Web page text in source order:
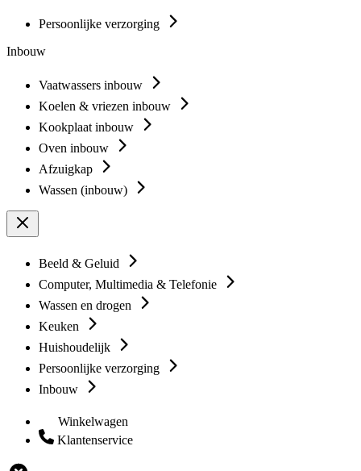
Persoonlijke verzorging
Inbouw
Vaatwassers inbouw
Koelen & vriezen inbouw
Kookplaat inbouw
Oven inbouw
Afzuigkap
Wassen (inbouw)
Beeld & Geluid
Computer, Multimedia & Telefonie
Wassen en drogen
Keuken
Huishoudelijk
Persoonlijke verzorging
Inbouw
Winkelwagen
Klantenservice